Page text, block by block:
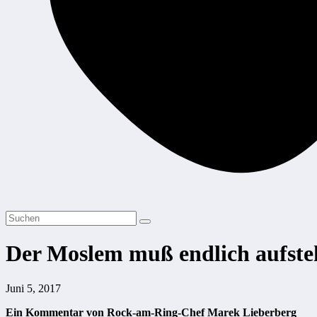
Der Moslem muß endlich
Juni 5, 2017
Ein Kommentar von Rock-am-Ring-Chef Marek Lieberberg